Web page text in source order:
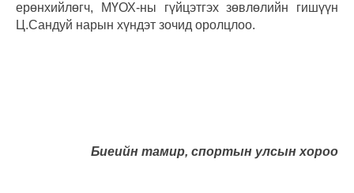
ерөнхийлөгч, МҮОХ-ны гүйцэтгэх зөвлөлийн гишүүн
Ц.Сандуй нарын хүндэт зочид оролцлоо.
Биеийн тамир, спортын улсын хороо